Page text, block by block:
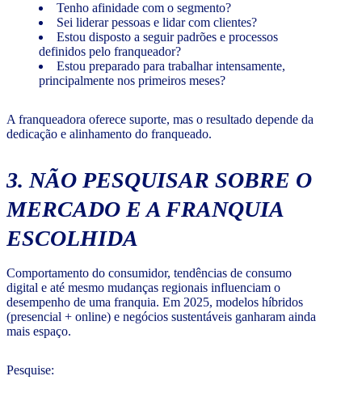
Tenho afinidade com o segmento?
Sei liderar pessoas e lidar com clientes?
Estou disposto a seguir padrões e processos
definidos pelo franqueador?
Estou preparado para trabalhar intensamente,
principalmente nos primeiros meses?
A franqueadora oferece suporte, mas o resultado depende da
dedicação e alinhamento do franqueado.
3. NÃO PESQUISAR SOBRE O
MERCADO E A FRANQUIA
ESCOLHIDA
Comportamento do consumidor, tendências de consumo
digital e até mesmo mudanças regionais influenciam o
desempenho de uma franquia. Em 2025, modelos híbridos
(presencial + online) e negócios sustentáveis ganharam ainda
mais espaço.
Pesquise: